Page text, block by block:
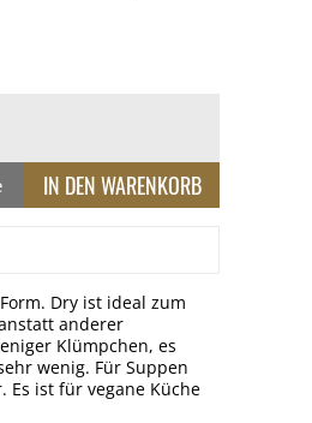
Dry ist ideal zum
anderer
Klümpchen, es
wenig. Für Suppen
Es ist für vegane Küche